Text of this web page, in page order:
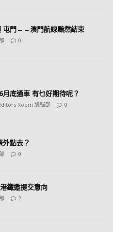
屯門←→澳門航線黯然結束
0
月底通車 有乜好期待呢？
Room 編輯部 0
點去？
0
鐵邀提交意向
2